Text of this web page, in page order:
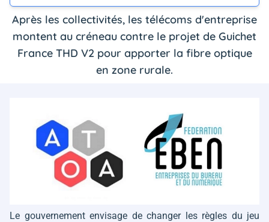
Après les collectivités, les télécoms d'entreprise
montent au créneau contre le projet de Guichet
France THD V2 pour apporter la fibre optique
en zone rurale.
Le gouvernement envisage de changer les règles du jeu